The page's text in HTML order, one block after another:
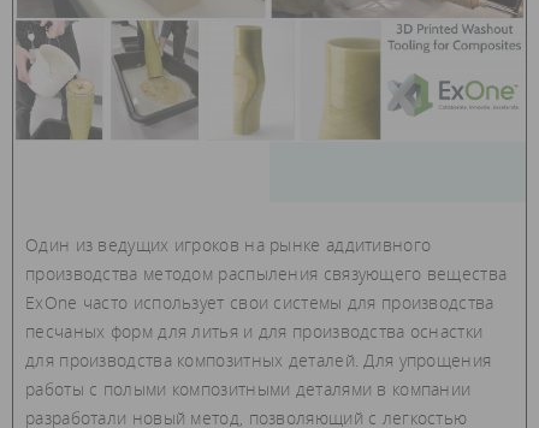
Один из ведущих игроков на рынке аддитивного
производства методом распыления связующего вещества
ExOne часто использует свои системы для производства
песчаных форм для литья и для производства оснастки
для производства композитных деталей. Для упрощения
работы с полыми композитными деталями в компании
разработали новый метод, позволяющий с легкостью